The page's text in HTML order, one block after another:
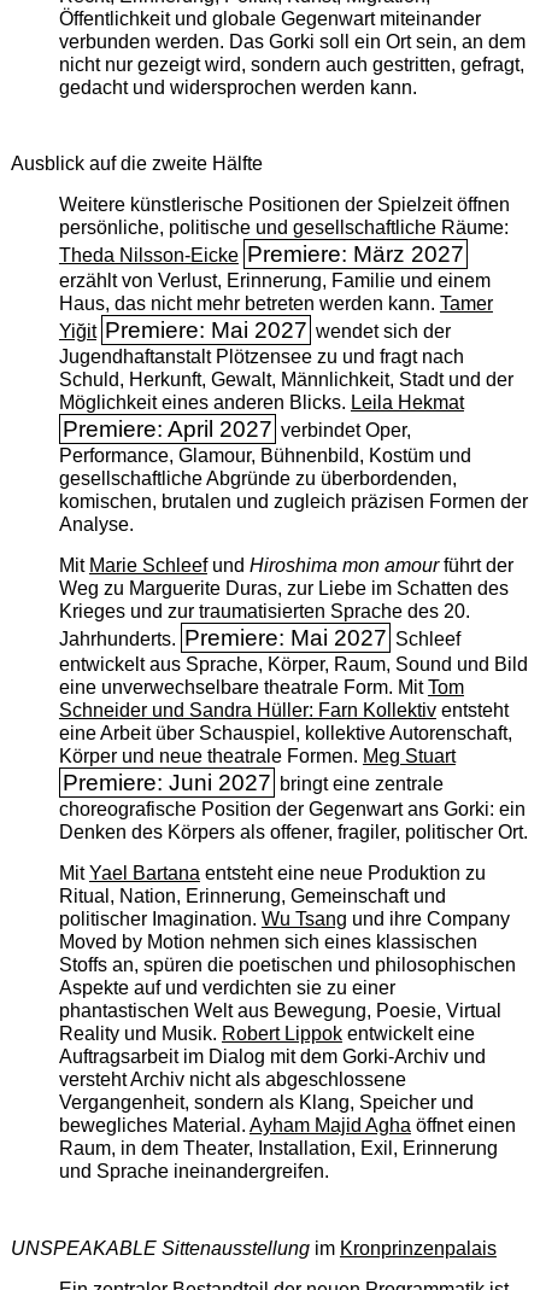
Öffentlichkeit und globale Gegenwart miteinander
verbunden werden. Das Gorki soll ein Ort sein, an dem
nicht nur gezeigt wird, sondern auch gestritten, gefragt,
gedacht und widersprochen werden kann.
Ausblick auf die zweite Hälfte
Weitere künstlerische Positionen der Spielzeit öffnen
persönliche, politische und gesellschaftliche Räume:
Theda Nilsson-Eicke Premiere: März 2027
erzählt von Verlust, Erinnerung, Familie und einem
Haus, das nicht mehr betreten werden kann. Tamer
Yiğit Premiere: Mai 2027 wendet sich der
Jugendhaftanstalt Plötzensee zu und fragt nach
Schuld, Herkunft, Gewalt, Männlichkeit, Stadt und der
Möglichkeit eines anderen Blicks. Leila Hekmat
Premiere: April 2027 verbindet Oper,
Performance, Glamour, Bühnenbild, Kostüm und
gesellschaftliche Abgründe zu überbordenden,
komischen, brutalen und zugleich präzisen Formen der
Analyse.
Mit Marie Schleefund Hiroshima mon amourführt der
Weg zu Marguerite Duras, zur Liebe im Schatten des
Krieges und zur traumatisierten Sprache des 20.
Jahrhunderts. Premiere: Mai 2027 Schleef
entwickelt aus Sprache, Körper, Raum, Sound und Bild
eine unverwechselbare theatrale Form. MitTom
Schneider und Sandra Hüller: Farn Kollektiventsteht
eine Arbeit über Schauspiel, kollektive Autorenschaft,
Körper und neue theatrale Formen. Meg Stuart
Premiere: Juni 2027 bringt eine zentrale
choreografische Position der Gegenwart ans Gorki: ein
Denken des Körpers als offener, fragiler, politischer Ort.
MitYael Bartanaentsteht eine neue Produktion zu
Ritual, Nation, Erinnerung, Gemeinschaft und
politischer Imagination. Wu Tsang und ihre Company
Moved by Motion nehmen sich eines klassischen
Stoffs an, spüren die poetischen und philosophischen
Aspekte auf und verdichten sie zu einer
phantastischen Welt aus Bewegung, Poesie, Virtual
Reality und Musik. Robert Lippokentwickelt eine
Auftragsarbeit im Dialog mit dem Gorki-Archiv und
versteht Archiv nicht als abgeschlossene
Vergangenheit, sondern als Klang, Speicher und
bewegliches Material. Ayham Majid Aghaöffnet einen
Raum, in dem Theater, Installation, Exil, Erinnerung
und Sprache ineinandergreifen.
UNSPEAKABLE Sittenausstellungim Kronprinzenpalais